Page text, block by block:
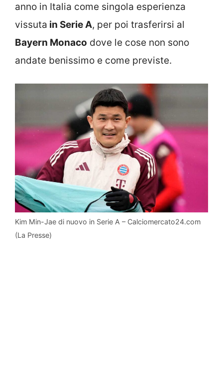
anno in Italia come singola esperienza
vissuta in Serie A, per poi trasferirsi al
Bayern Monaco dove le cose non sono
andate benissimo e come previste.
Kim Min-Jae di nuovo in Serie A – Calciomercato24.com
(La Presse)